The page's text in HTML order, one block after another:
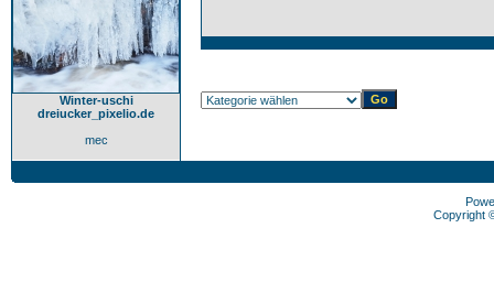
Winter-uschi
dreiucker_pixelio.de
mec
Copyright